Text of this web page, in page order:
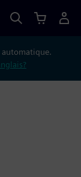
automatique.